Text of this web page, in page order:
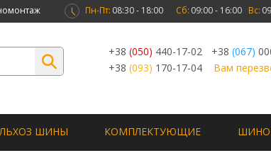
Пн-Пт: 08:30 - 18:00 Сб: 09:00 - 16:00 Вс:
+38 (050) 440-17-02 +38 (067)
+38 (093) 170-17-04 Вам
ШИНЫ КОМПЛЕКТУЮЩИЕ